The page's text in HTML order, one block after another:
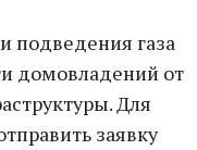
подведения газа
домовладений от
Для
заявку